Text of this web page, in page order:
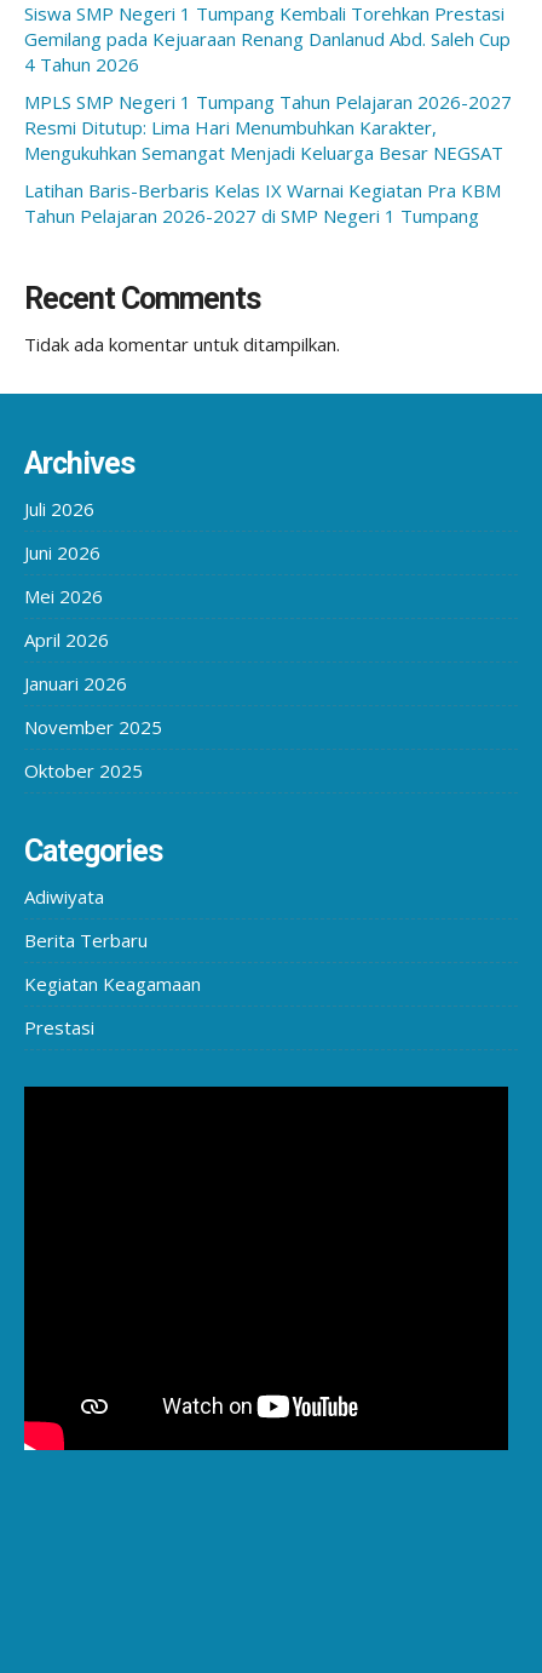
Siswa SMP Negeri 1 Tumpang Kembali Torehkan Prestasi
Gemilang pada Kejuaraan Renang Danlanud Abd. Saleh Cup
4 Tahun 2026
MPLS SMP Negeri 1 Tumpang Tahun Pelajaran 2026-2027
Resmi Ditutup: Lima Hari Menumbuhkan Karakter,
Mengukuhkan Semangat Menjadi Keluarga Besar NEGSAT
Latihan Baris-Berbaris Kelas IX Warnai Kegiatan Pra KBM
Tahun Pelajaran 2026-2027 di SMP Negeri 1 Tumpang
Recent Comments
Tidak ada komentar untuk ditampilkan.
Archives
Juli 2026
Juni 2026
Mei 2026
April 2026
Januari 2026
November 2025
Oktober 2025
Categories
Adiwiyata
Berita Terbaru
Kegiatan Keagamaan
Prestasi